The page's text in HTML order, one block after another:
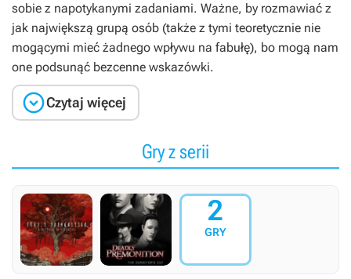
sobie z napotykanymi zadaniami. Ważne, by rozmawiać z
jak największą grupą osób (także z tymi teoretycznie nie
mogącymi mieć żadnego wpływu na fabułę), bo mogą nam
one podsunąć bezcenne wskazówki.
Czytaj więcej
Gry z serii
2
GRY